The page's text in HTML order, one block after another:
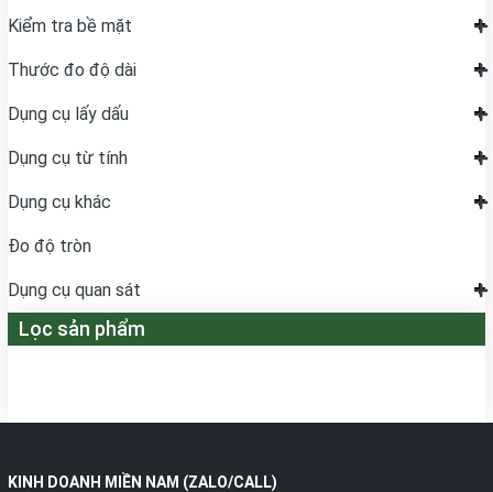
Kiểm tra bề mặt
Thước đo độ dài
Dụng cụ lấy dấu
Dụng cụ từ tính
Dụng cụ khác
Đo độ tròn
Dụng cụ quan sát
Lọc sản phẩm
KINH DOANH MIỀN NAM (ZALO/CALL)